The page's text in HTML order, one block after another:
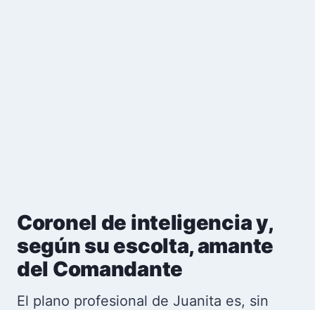
Coronel de inteligencia y,
según su escolta, amante
del Comandante
El plano profesional de Juanita es, sin